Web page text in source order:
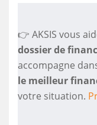
👉 AKSIS vous
dossier de
accompagne
le meilleur
votre situation.